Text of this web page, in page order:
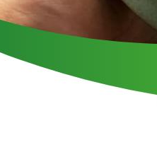
Boter
Kookroom